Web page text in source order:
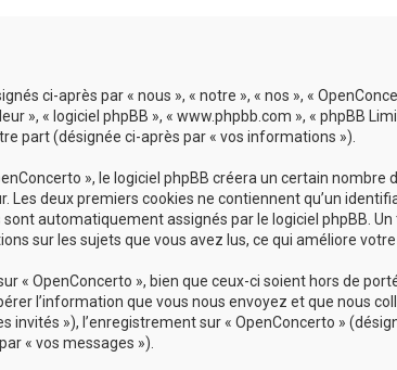
ci-après par « nous », « notre », « nos », «
», « logiciel phpBB », « www.phpbb.com », « phpBB
part (désignée ci-après par « vos informations »).
», le logiciel phpBB créera un certain nombre
deux premiers cookies ne contiennent qu’un
automatiquement assignés par le logiciel phpBB.
sur les sujets que vous avez lus, ce qui améliore
« OpenConcerto », bien que ceux-ci soient hors de
l’information que vous nous envoyez et que nous
»), l’enregistrement sur « OpenConcerto »
« vos messages »).